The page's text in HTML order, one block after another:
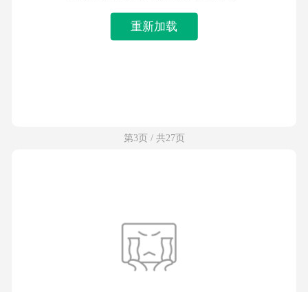
重新加载
第3页 / 共27页